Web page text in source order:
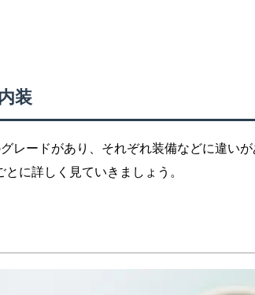
装
レードがあり、それぞれ装備などに違い
に詳しく見ていきましょう。